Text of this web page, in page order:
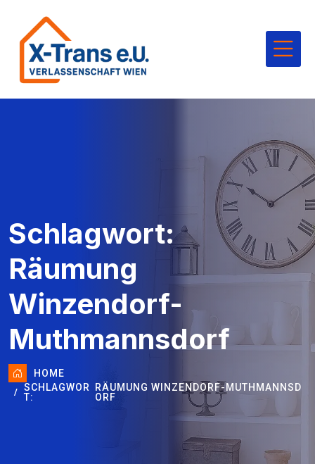
Schlagwort:
Räumung
Winzendorf-
Muthmannsdorf
HOME
SCHLAGWOR
T:
RÄUMUNG WINZENDORF-MUTHMANNSD
ORF